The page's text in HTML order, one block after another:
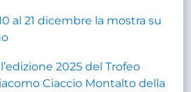
al 21 dicembre la mostra su
2025 del Trofeo
Ciaccio Montalto della